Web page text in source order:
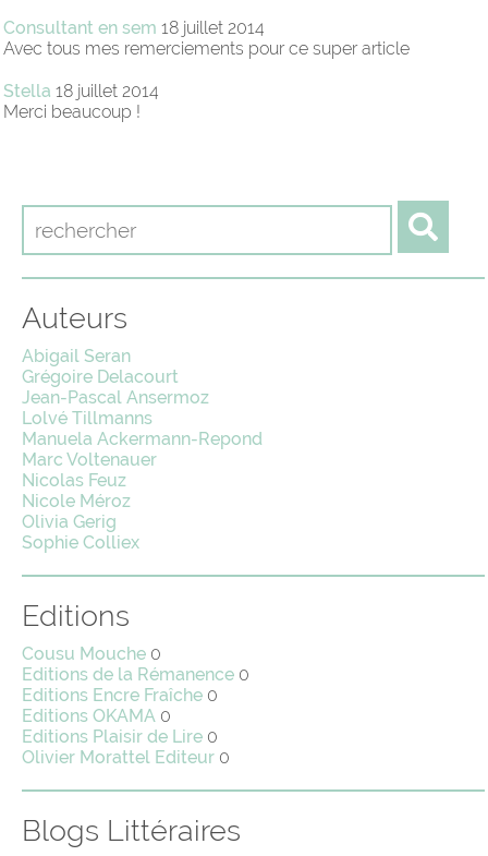
Consultant en sem 18 juillet 2014
Avec tous mes remerciements pour ce super article
Stella 18 juillet 2014
Merci beaucoup !
Auteurs
Abigail Seran
Grégoire Delacourt
Jean-Pascal Ansermoz
Lolvé Tillmanns
Manuela Ackermann-Repond
Marc Voltenauer
Nicolas Feuz
Nicole Méroz
Olivia Gerig
Sophie Colliex
Editions
Cousu Mouche 0
Editions de la Rémanence 0
Editions Encre Fraîche 0
Editions OKAMA 0
Editions Plaisir de Lire 0
Olivier Morattel Editeur 0
Blogs Littéraires